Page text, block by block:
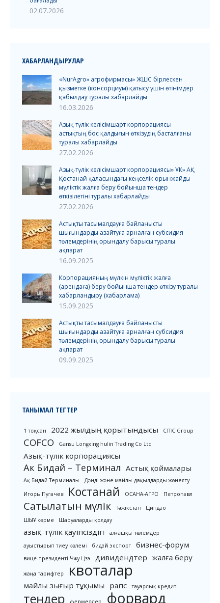
02.07.2026
ХАБАРЛАНДЫРУЛАР
«NurAgro» агрофирмасы» ЖШС бірлескен
қызметке (консорциум) қатысу үшін өтінімдер
қабылдау туралы хабарлайды
16.03.2026
Азық-түлік келісімшарт корпорациясы
астықтың бос қалдығын өткізудің басталғаны
туралы хабарлайды
27.02.2026
Азық-түлік келісімшарт корпорациясы» ҰК» АҚ
Қостанай қаласындағы кеңселік орынжайды
мүліктік жалға беру бойынша тендер
өткізілетіні туралы хабарлайды
27.02.2026
Астықты тасымалдауға байланысты
шығындарды азайтуға арналған субсидия
төлемдерінің орындалу барысы туралы
ақпарат
16.09.2025
Корпорацияның мүлкін мүліктік жалға
(арендаға) беру бойынша тендер өткізу туралы
хабарландыру (хабарлама)
15.09.2025
Астықты тасымалдауға байланысты
шығындарды азайтуға арналған субсидия
төлемдерінің орындалу барысы туралы
ақпарат
09.09.2025
ТАНЫМАЛ ТЕГТЕР
1 тоқсан 2022 жылдың қорытындысы CITIC Group
COFCO Gansu Longxing hulin Trading Co Ltd
Азық-түлік корпорациясы
Ак Бидай – Терминал Астық қоймалары
Ақ Бидай-Терминалы
Дәнді және майлы дақылдарды жөнелту
Игорь Пугачев
Костанай ОСАНА-АГРО Петропавл
Сатылатын мүлік Тәжікстан
Циндао
ШЫҰ көрме
Шаруаларды қолдау
азық-түлік қауіпсіздігі
алғашқы төлемдер
ауыстырып тиеу көлемі
бидай экспорт бизнес-форум
вице-президенті Чжу Цзэ дивидендтер жалға беру
жаңа тарифтер квоталар
майлы зығыр тұқымы рапс тауарлық кредит
тендер фермерлер форвард